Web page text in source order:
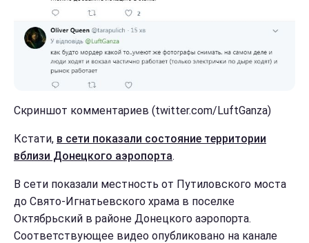
Скриншот комментариев (twitter.com/LuftGanza)
Кстати, в сети показали состояние территории
вблизи Донецкого аэропорта.
В сети показали местность от Путиловского моста
до Свято-Игнатьевского храма в поселке
Октябрьский в районе Донецкого аэропорта.
Соответствующее видео опубликовано на канале